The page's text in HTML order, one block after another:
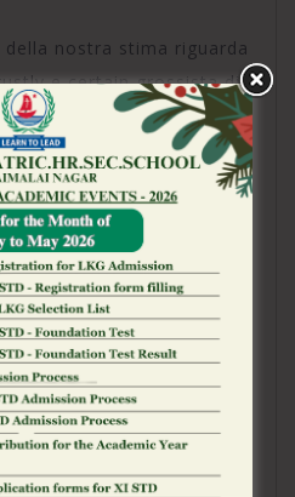
nostra stima riguarda
e certain grossista di
non addebita commissioni
costi vengono
online, non al atleta.
applica
addebitare
nascoste nelle
in